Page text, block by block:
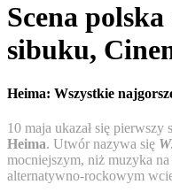
Scena
sibuku,
Heima: Wszystkie
10 maja ukazał się
Heima. Utwór nazywa się
mocniejszym, niż muzyka
alternatywno-rockowym